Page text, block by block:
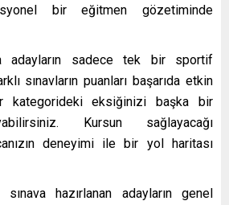
bir eğitmen gözetiminde
adayların sadece tek bir sportif
sınavların puanları başarıda etkin
kategorideki eksiğinizi başka bir
Kursun sağlayacağı
deneyimi ile bir yol haritası
hazırlanan adayların genel